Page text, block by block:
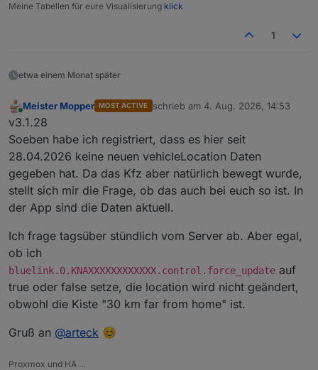
Meine Tabellen für eure Visualisierung klick
1
etwa einem Monat später
Online
Meister Mopper MOST ACTIVE schrieb am 4. Aug. 2026, 14:53
zuletzt editiert von
v3.1.28
Soeben habe ich registriert, dass es hier seit
28.04.2026 keine neuen vehicleLocation Daten
gegeben hat. Da das Kfz aber natürlich bewegt wurde,
stellt sich mir die Frage, ob das auch bei euch so ist. In
der App sind die Daten aktuell.
Ich frage tagsüber stündlich vom Server ab. Aber egal,
ob ich
bluelink.0.KNAXXXXXXXXXXXX.control.force_update auf
true oder false setze, die location wird nicht geändert,
obwohl die Kiste "30 km far from home" ist.
Gruß an @arteck 😊
Proxmox und HA ...